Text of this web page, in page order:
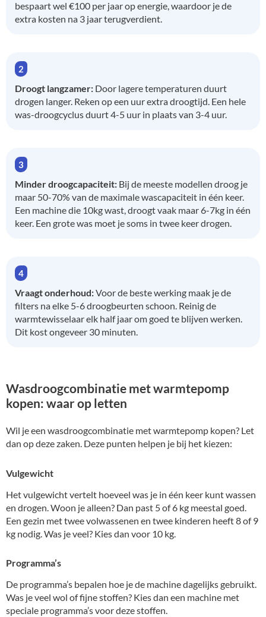
bespaart wel €100 per jaar op energie, waardoor je de
extra kosten na 3 jaar terugverdient.
Droogt langzamer: Door lagere temperaturen duurt
drogen langer. Reken op een uur extra droogtijd. Een hele
was-droogcyclus duurt 4-5 uur in plaats van 3-4 uur.
Minder droogcapaciteit: Bij de meeste modellen droog je
maar 50-70% van de maximale wascapaciteit in één keer.
Een machine die 10kg wast, droogt vaak maar 6-7kg in één
keer. Een grote was moet je soms in twee keer drogen.
Vraagt onderhoud:Voor de beste werking maak je de
filters na elke 5-6 droogbeurten schoon. Reinig de
warmtewisselaar elk half jaar om goed te blijven werken.
Dit kost ongeveer 30 minuten.
Wasdroogcombinatie met warmtepomp
kopen: waar op letten
Wil je een wasdroogcombinatie met warmtepomp kopen? Let
dan op deze zaken. Deze punten helpen je bij het kiezen:
Vulgewicht
Het vulgewicht vertelt hoeveel was je in één keer kunt wassen
en drogen. Woon je alleen? Dan past 5 of 6 kg meestal goed.
Een gezin met twee volwassenen en twee kinderen heeft 8 of 9
kg nodig. Was je veel? Kies dan voor 10 kg.
Programma’s
De programma’s bepalen hoe je de machine dagelijks gebruikt.
Was je veel wol of fijne stoffen? Kies dan een machine met
speciale programma’s voor deze stoffen.